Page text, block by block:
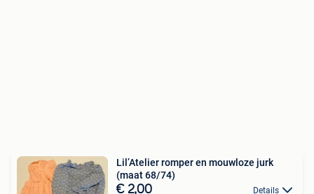
Lil’Atelier romper en mouwloze jurk
(maat 68/74)
€ 2,00 Details